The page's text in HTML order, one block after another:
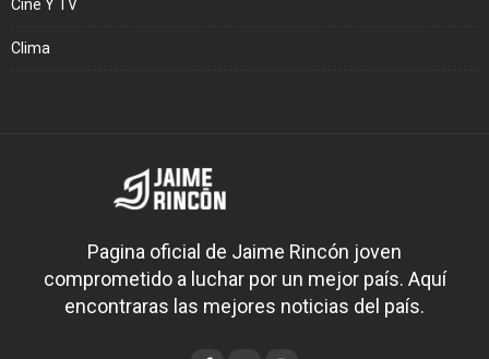
Cine Y TV
Clima
Pagina oficial de Jaime Rincón joven
comprometido a luchar por un mejor país. Aquí
encontraras las mejores noticias del país.